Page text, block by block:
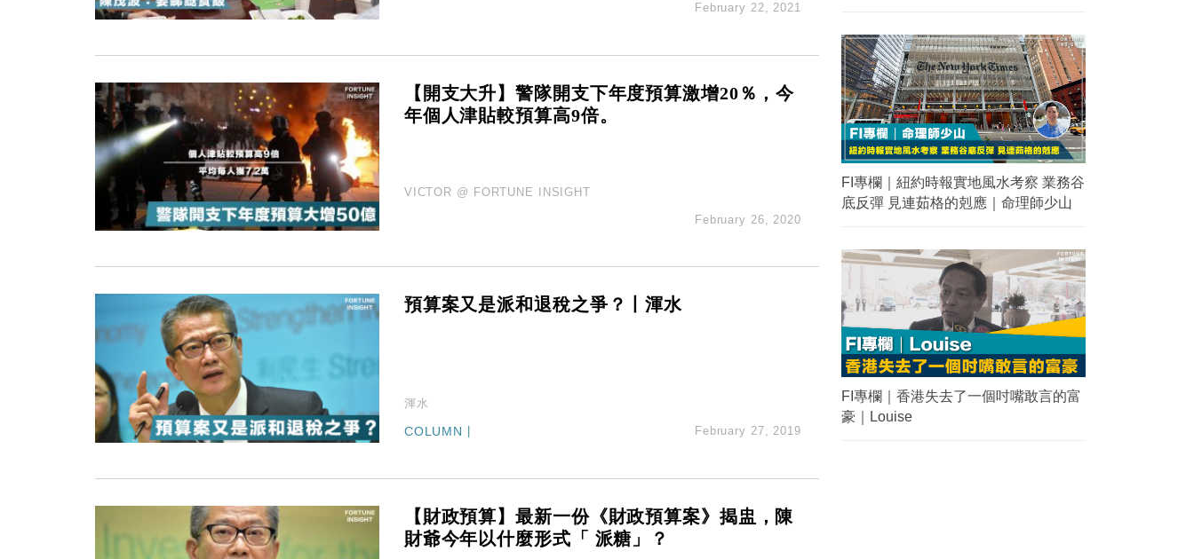
February 22, 2021
【開支大升】警隊開支下年度預算激增20％，今
年個人津貼較預算高9倍。
VICTOR @ FORTUNE INSIGHT
February 26, 2020
預算案又是派和退稅之爭？丨渾水
渾水
COLUMN February 27, 2019
【財政預算】最新一份《財政預算案》揭盅，陳
財爺今年以什麼形式「 派糖」？
FI專欄｜紐約時報實地風水考察 業務谷
底反彈 見連茹格的剋應｜命理師少山
FI專欄｜香港失去了一個吋嘴敢言的富
豪｜Louise